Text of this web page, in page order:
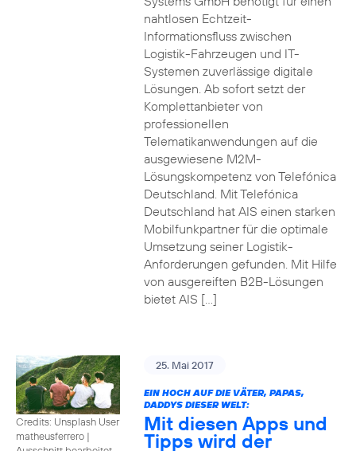
nahtlosen Echtzeit-
Informationsfluss zwischen
Logistik-Fahrzeugen und IT-
Systemen zuverlässige digitale
Lösungen. Ab sofort setzt der
Komplettanbieter von
professionellen
Telematikanwendungen auf die
ausgewiesene M2M-
Lösungskompetenz von Telefónica
Deutschland. Mit Telefónica
Deutschland hat AIS einen starken
Mobilfunkpartner für die optimale
Umsetzung seiner Logistik-
Anforderungen gefunden. Mit Hilfe
von ausgereiften B2B-Lösungen
bietet AIS […]
Credits: Unsplash User
matheusferrero |
25. Mai 2017
EIN HOCH AUF DIE VÄTER, PAPAS,
DADDYS DIESER WELT:
Mit diesen Apps und
Tipps wird der